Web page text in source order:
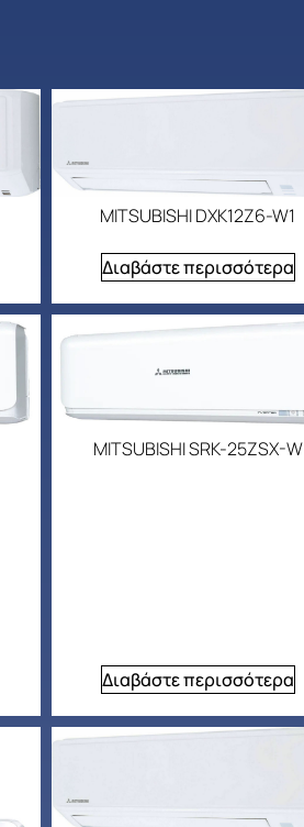
MITSUBISHI DXK12Z6-W1
Διαβάστε περισσότερα
MITSUBISHI SRK-25ZSX-W
Διαβάστε περισσότερα